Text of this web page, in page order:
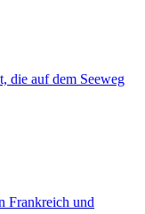
die auf dem Seeweg
Frankreich und